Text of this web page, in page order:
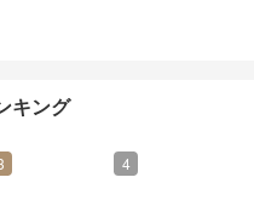
キング
4